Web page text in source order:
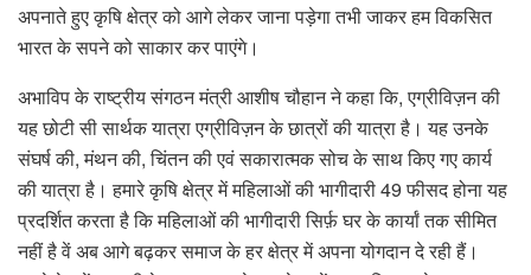
अपनाते हुए कृषि क्षेत्र को आगे लेकर जाना पड़ेगा तभी जाकर हम विकसित
भारत के सपने को साकार कर पाएंगे।
अभाविप के राष्ट्रीय संगठन मंत्री आशीष चौहान ने कहा कि, एग्रीविज़न की
यह छोटी सी सार्थक यात्रा एग्रीविज़न के छात्रों की यात्रा है। यह उनके
संघर्ष की, मंथन की, चिंतन की एवं सकारात्मक सोच के साथ किए गए कार्य
की यात्रा है। हमारे कृषि क्षेत्र में महिलाओं की भागीदारी 49 फीसद होना यह
प्रदर्शित करता है कि महिलाओं की भागीदारी सिर्फ़ घर के कार्यां तक सीमित
नहीं है वें अब आगे बढ़कर समाज के हर क्षेत्र में अपना योगदान दे रही हैं।